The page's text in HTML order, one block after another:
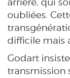
oubliées.
difficile mais
Godart
transmission